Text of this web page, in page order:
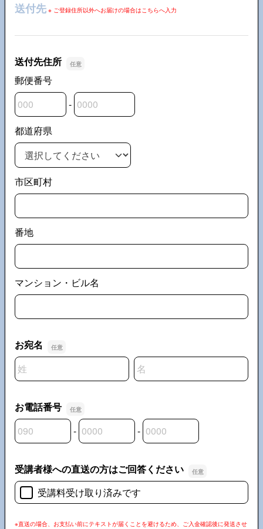
送付先 ※ ご登録住所以外へお届けの場合はこちらへ入力
送付先住所
郵便番号
郵便番号の上3桁
-
郵便番号の下4桁
都道府県
市区町村
番地
マンション・ビル名
お宛名
名前の姓
名前の名
お電話番号
お電話番号の市外局番
-
お電話番号の市内局番 -
お電話番号の加入者番号
受講者様への直送の方はご回答ください
受講料受け取り済みです
※直送の場合、お支払い前にテキストが届くことを避けるため、ご入金確認後に発送させ